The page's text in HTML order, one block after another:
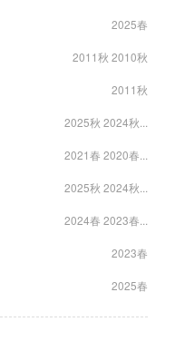
2025春
2011秋 2010秋
2011秋
2025秋 2024秋...
2021春 2020春...
2025秋 2024秋...
2024春 2023春...
2023春
2025春